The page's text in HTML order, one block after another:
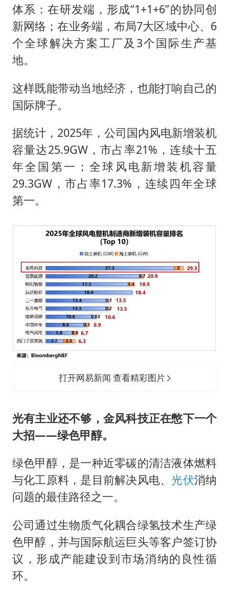
体系：在研发端，形成“1+1+6”的协同创
新网络；在业务端，布局7大区域中心、6
个全球解决方案工厂及3个国际生产基
地。
这样既能带动当地经济，也能打响自己的
国际牌子。
据统计，2025年，公司国内风电新增装机
容量达25.9GW，市占率21%，连续十五
年全国第一；全球风电新增装机容量
29.3GW，市占率17.3%，连续四年全球
第一。
打开网易新闻 查看精彩图片
光有主业还不够，金风科技正在憋下一个
大招——绿色甲醇。
绿色甲醇，是一种近零碳的清洁液体燃料
与化工原料，是目前解决风电、光伏消纳
问题的最佳路径之一。
公司通过生物质气化耦合绿氢技术生产绿
色甲醇，并与国际航运巨头等客户签订协
议，形成产能建设到市场消纳的良性循
环。